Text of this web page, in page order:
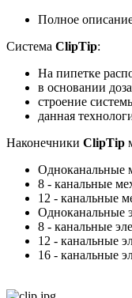
Полное
Система ClipTip:
На пипетке
в основании
строение
данная
Наконечники ClipTip
Одноканальные
8 - канальные
12 - канальные
Одноканальные
8 - канальные
12 - канальные
16 - канальные